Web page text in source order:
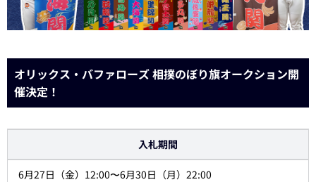
オリックス・バファローズ 相撲のぼり旗オークション開
催決定！
入札期間
6月27日（金）12:00〜6月30日（月）22:00